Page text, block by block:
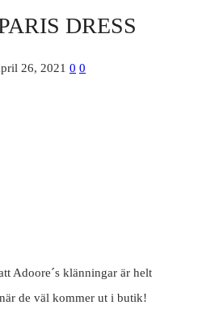
DRESS
26, 2021 0 0
Adoore´s klänningar är helt
de väl kommer ut i butik!